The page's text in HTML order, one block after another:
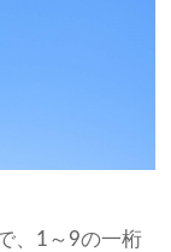
、1～9の一桁